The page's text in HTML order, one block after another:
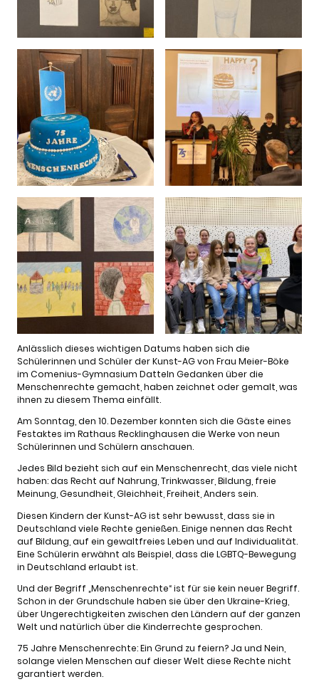
Anlässlich dieses wichtigen Datums haben sich die
Schülerinnen und Schüler der Kunst-AG von Frau Meier-Böke
im Comenius-Gymnasium Datteln Gedanken über die
Menschenrechte gemacht, haben zeichnet oder gemalt, was
ihnen zu diesem Thema einfällt.
Am Sonntag, den 10. Dezember konnten sich die Gäste eines
Festaktes im Rathaus Recklinghausen die Werke von neun
Schülerinnen und Schülern anschauen.
Jedes Bild bezieht sich auf ein Menschenrecht, das viele nicht
haben: das Recht auf Nahrung, Trinkwasser, Bildung, freie
Meinung, Gesundheit, Gleichheit, Freiheit, Anders sein.
Diesen Kindern der Kunst-AG ist sehr bewusst, dass sie in
Deutschland viele Rechte genießen. Einige nennen das Recht
auf Bildung, auf ein gewaltfreies Leben und auf Individualität.
Eine Schülerin erwähnt als Beispiel, dass die LGBTQ-Bewegung
in Deutschland erlaubt ist.
Und der Begriff „Menschenrechte“ ist für sie kein neuer Begriff.
Schon in der Grundschule haben sie über den Ukraine-Krieg,
über Ungerechtigkeiten zwischen den Ländern auf der ganzen
Welt und natürlich über die Kinderrechte gesprochen.
75 Jahre Menschenrechte: Ein Grund zu feiern? Ja und Nein,
solange vielen Menschen auf dieser Welt diese Rechte nicht
garantiert werden.